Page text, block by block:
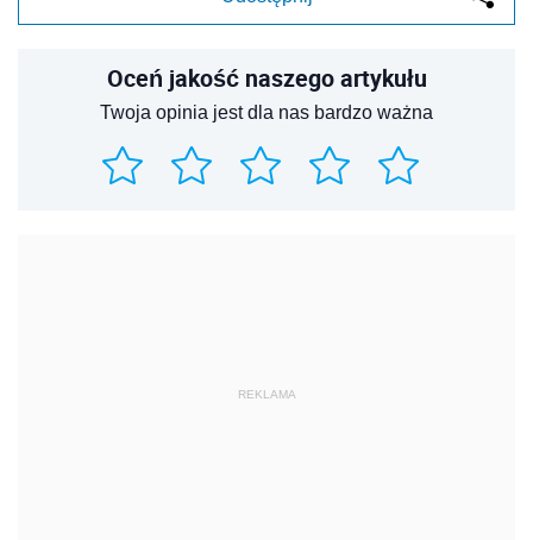
Oceń jakość naszego artykułu
Twoja opinia jest dla nas bardzo ważna
REKLAMA